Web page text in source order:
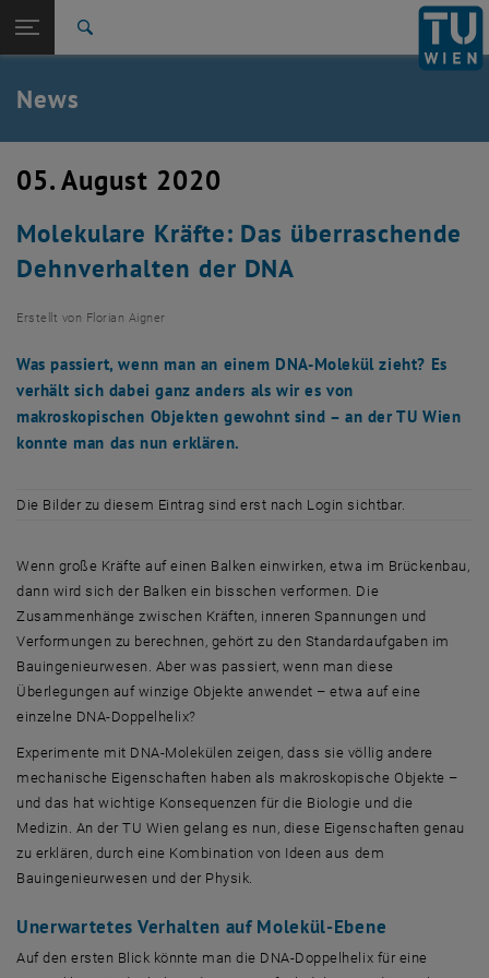
TU Login
Quicklinks
Quicklinks-Menü umschalten
Studium
Zurück: Subseiten von Aktuelles auflisten
Zurück zur letzten Ebene:
Aktuelles
News
News
05. August 2020
Molekulare Kräfte: Das überraschende
Dehnverhalten der DNA
Erstellt von Florian Aigner
Was passiert, wenn man an einem DNA-Molekül zieht? Es
verhält sich dabei ganz anders als wir es von
makroskopischen Objekten gewohnt sind – an der TU Wien
konnte man das nun erklären.
Die Bilder zu diesem Eintrag sind erst nach Login sichtbar.
Wenn große Kräfte auf einen Balken einwirken, etwa im Brückenbau,
dann wird sich der Balken ein bisschen verformen. Die
Zusammenhänge zwischen Kräften, inneren Spannungen und
Verformungen zu berechnen, gehört zu den Standardaufgaben im
Bauingenieurwesen. Aber was passiert, wenn man diese
Überlegungen auf winzige Objekte anwendet – etwa auf eine
einzelne DNA-Doppelhelix?
Experimente mit DNA-Molekülen zeigen, dass sie völlig andere
mechanische Eigenschaften haben als makroskopische Objekte –
und das hat wichtige Konsequenzen für die Biologie und die
Medizin. An der TU Wien gelang es nun, diese Eigenschaften genau
zu erklären, durch eine Kombination von Ideen aus dem
Bauingenieurwesen und der Physik.
Unerwartetes Verhalten auf Molekül-Ebene
Auf den ersten Blick könnte man die DNA-Doppelhelix für eine